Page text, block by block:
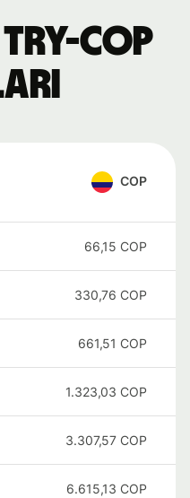
COP
COP
66,15 COP
330,76 COP
661,51 COP
1.323,03 COP
3.307,57 COP
6.615,13 COP